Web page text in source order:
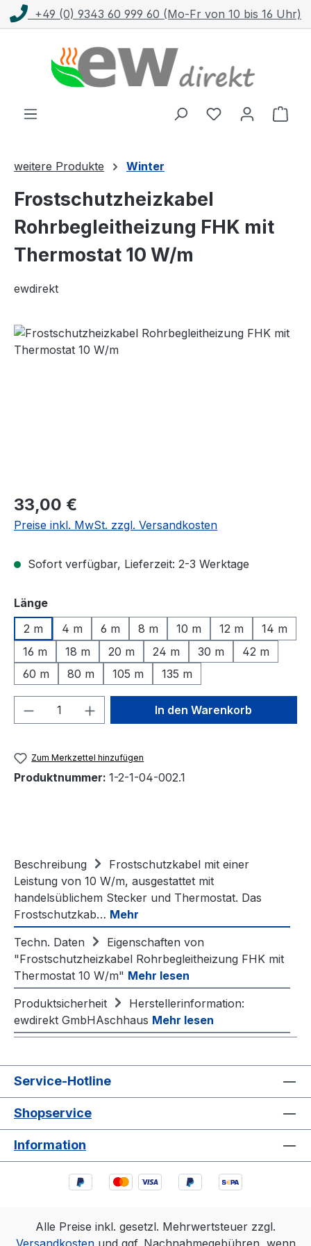
Zum Hauptinhalt springen
+49 (0) 9343 60 999 60 (Mo-Fr von 10 bis 16 Uhr)
weitere Produkte Winter
Frostschutzheizkabel
Rohrbegleitheizung FHK mit
Thermostat 10 W/m
ewdirekt
Bildergalerie überspringen
Regulärer Preis:
33,00 €
Preise inkl. MwSt. zzgl. Versandkosten
Sofort verfügbar, Lieferzeit: 2-3 Werktage
Längeauswählen
2 m
4 m 6 m 8 m 10 m 12 m
14 m
16 m
18 m 20 m 24 m 30 m
42 m
60 m
80 m 105 m 135 m
Produkt Anzahl: Gib denIn den Warenkorb
Zum Merkzettel hinzufügen
Produktnummer: 1-2-1-04-002.1
Beschreibung
Frostschutzkabel mit einer
Leistung von 10 W/m, ausgestattet mit
handelsüblichem Stecker und Thermostat. Das
Frostschutzkab… Mehr
Techn. Daten
Eigenschaften von
"Frostschutzheizkabel Rohrbegleitheizung FHK mit
Thermostat 10 W/m" Mehr lesen
Produktsicherheit
Herstellerinformation:
ewdirekt GmbHAschhaus Mehr lesen
Service-Hotline
Shopservice
Information
Alle Preise inkl. gesetzl. Mehrwertsteuer zzgl.